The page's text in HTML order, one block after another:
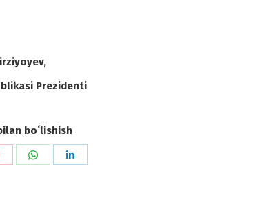
Prezidenti
boʻlishish
Share
Share